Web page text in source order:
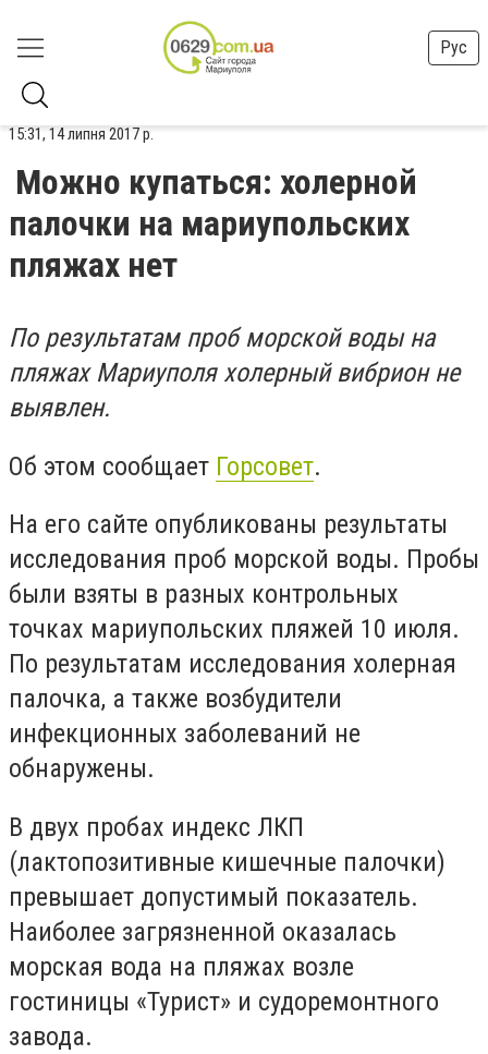
Рус
15:31, 14 липня 2017 р.
Можно купаться: холерной
палочки на мариупольских
пляжах нет
По результатам проб морской воды на
пляжах Мариуполя холерный вибрион не
выявлен.
Об этом сообщает Горсовет.
На его сайте опубликованы результаты
исследования проб морской воды. Пробы
были взяты в разных контрольных
точках мариупольских пляжей 10 июля.
По результатам исследования холерная
палочка, а также возбудители
инфекционных заболеваний не
обнаружены.
В двух пробах индекс ЛКП
(лактопозитивные кишечные палочки)
превышает допустимый показатель.
Наиболее загрязненной оказалась
морская вода на пляжах возле
гостиницы «Турист» и судоремонтного
завода.